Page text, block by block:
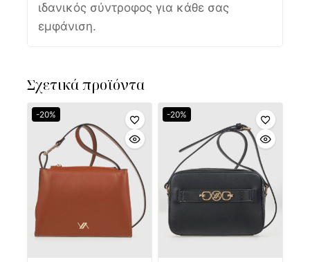
ιδανικός σύντροφος για κάθε σας
εμφάνιση.
Σχετικά προϊόντα
-20% -20%